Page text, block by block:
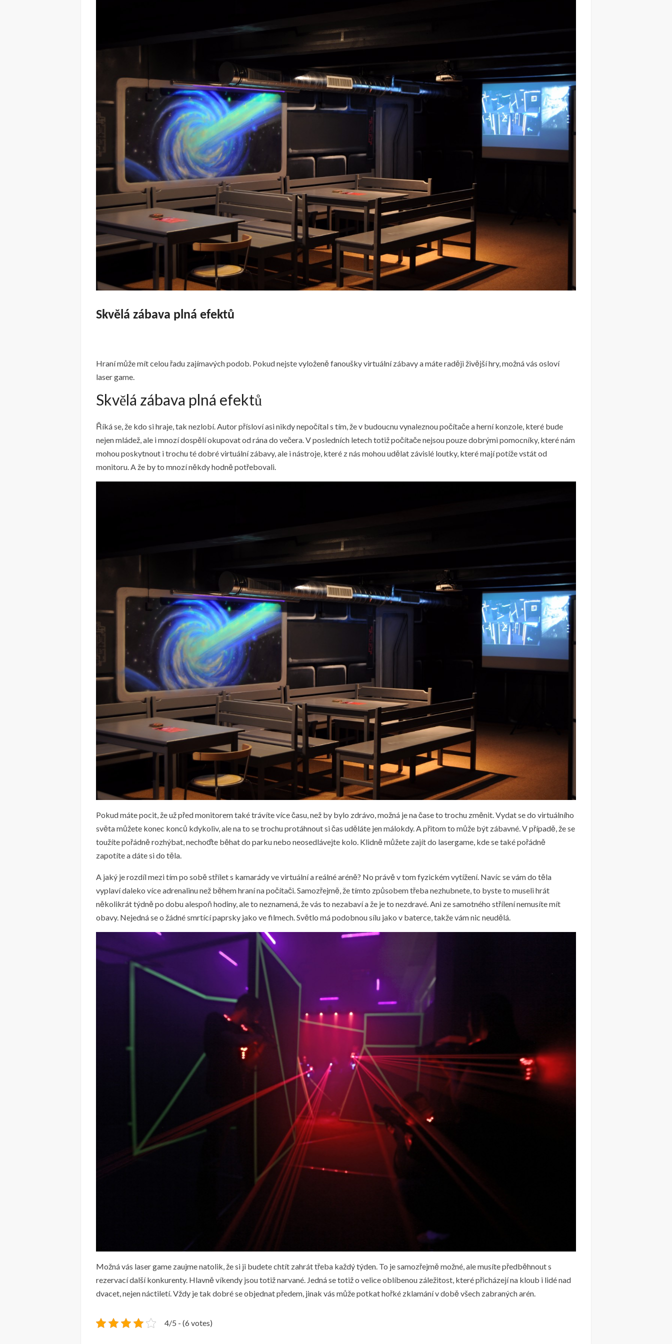
Skvělá zábava plná efektů
Hraní může mít celou řadu zajímavých podob. Pokud nejste vyloženě fanoušky virtuální zábavy a máte raději živější hry, možná vás osloví
laser game.
Skvělá zábava plná efektů
Říká se, že kdo si hraje, tak nezlobí. Autor přísloví asi nikdy nepočítal s tím, že v budoucnu vynaleznou počítače a herní konzole, které bude
nejen mládež, ale i mnozí dospělí okupovat od rána do večera. V posledních letech totiž počítače nejsou pouze dobrými pomocníky, které nám
mohou poskytnout i trochu té dobré virtuální zábavy, ale i nástroje, které z nás mohou udělat závislé loutky, které mají potíže vstát od
monitoru. A že by to mnozí někdy hodně potřebovali.
Pokud máte pocit, že už před monitorem také trávíte více času, než by bylo zdrávo, možná je na čase to trochu změnit. Vydat se do virtuálního
světa můžete konec konců kdykoliv, ale na to se trochu protáhnout si čas uděláte jen málokdy. A přitom to může být zábavné. V případě, že se
toužíte pořádně rozhýbat, nechoďte běhat do parku nebo neosedlávejte kolo. Klidně můžete zajít do lasergame , kde se také pořádně
zapotíte a dáte si do těla.
A jaký je rozdíl mezi tím po sobě střílet s kamarády ve virtuální a reálné aréně? No právě v tom fyzickém vytížení. Navíc se vám do těla
vyplaví daleko více adrenalinu než během hraní na počítači. Samozřejmě, že tímto způsobem třeba nezhubnete, to byste to museli hrát
několikrát týdně po dobu alespoň hodiny, ale to neznamená, že vás to nezabaví a že je to nezdravé. Ani ze samotného střílení nemusíte mít
obavy. Nejedná se o žádné smrtící paprsky jako ve filmech. Světlo má podobnou sílu jako v baterce, takže vám nic neudělá.
Možná vás laser game zaujme natolik, že si ji budete chtít zahrát třeba každý týden. To je samozřejmě možné, ale musíte předběhnout s
rezervací další konkurenty. Hlavně víkendy jsou totiž narvané. Jedná se totiž o velice oblíbenou záležitost, které přicházejí na kloub i lidé nad
dvacet, nejen náctiletí. Vždy je tak dobré se objednat předem, jinak vás může potkat hořké zklamání v době všech zabraných arén.
4/5 - (6 votes)